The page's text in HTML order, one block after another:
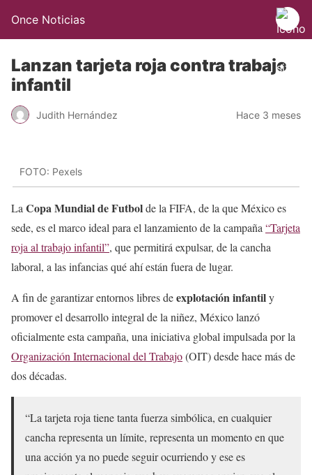
Once Noticias
Lanzan tarjeta roja contra trabajo
infantil
Judith Hernández Hace 3 meses
FOTO: Pexels
La Copa Mundial de Futbolde la FIFA, de la que México es
sede, es el marco ideal para el lanzamiento de la campaña “Tarjeta
roja al trabajo infantil”, que permitirá expulsar, de la cancha
laboral, a las infancias qué ahí están fuera de lugar.
A fin de garantizar entornos libres deexplotación infantily
promover el desarrollo integral de la niñez, México lanzó
oficialmente esta campaña, una iniciativa global impulsada por la
Organización Internacional del Trabajo(OIT) desde hace más de
dos décadas.
“La tarjeta roja tiene tanta fuerza simbólica, en cualquier
cancha representa un límite, representa un momento en que
una acción ya no puede seguir ocurriendo y ese es